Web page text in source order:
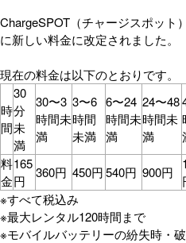
ChargeSPOT（チャージスポット
に新しい料金に改定されました。
現在の料金は以下のとおりです。
時
間
30
分
未
満
30〜3
時間未
満
3〜6
時間
未満
6〜24
時間未
満
24〜48
時間未
満
料
金
165
円
360円 450円540円 900円
※すべて税込み
※最大レンタル120時間まで
※モバイルバッテリーの紛失時・